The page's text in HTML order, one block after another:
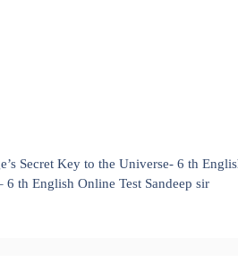
Secret Key to the Universe- 6 th
th English Online Test Sandeep sir